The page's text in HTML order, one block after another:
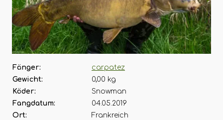
Fänger:
carpatez
Gewicht:
0,00 kg
Köder:
Snowman
Fangdatum:
04.05.2019
Ort:
Frankreich